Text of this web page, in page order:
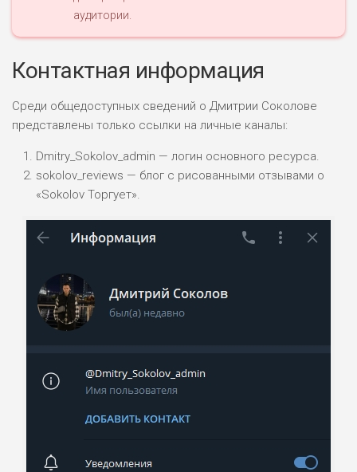
аудитории.
Контактная информация
Среди общедоступных сведений о Дмитрии Соколове
представлены только ссылки на личные каналы:
Dmitry_Sokolov_admin — логин основного ресурса.
sokolov_reviews — блог с рисованными отзывами о
«Sokolov Торгует».